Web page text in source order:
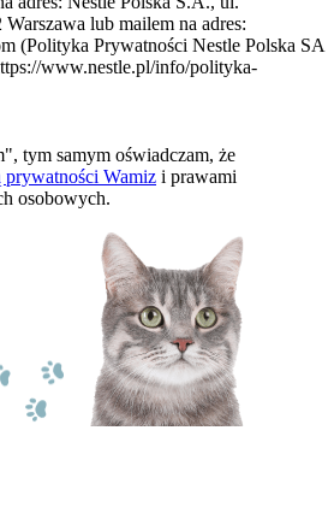
lub mailem na adres:
(Polityka Prywatności Nestle Polska SA
www.nestle.pl/info/polityka-
tym samym oświadczam, że
prywatności Wamiz i prawami
osobowych.